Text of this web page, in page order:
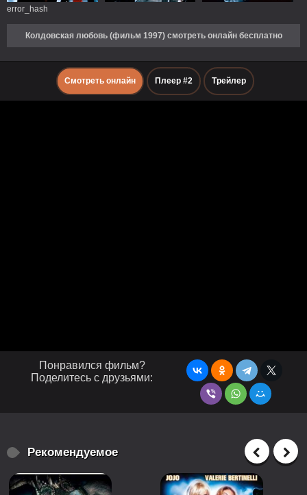
error_hash
Колдовская любовь (фильм 1997) смотреть онлайн бесплатно
Смотреть онлайн Плеер #2 Трейлер
Понравился фильм?
Поделитесь с друзьями:
Рекомендуемое